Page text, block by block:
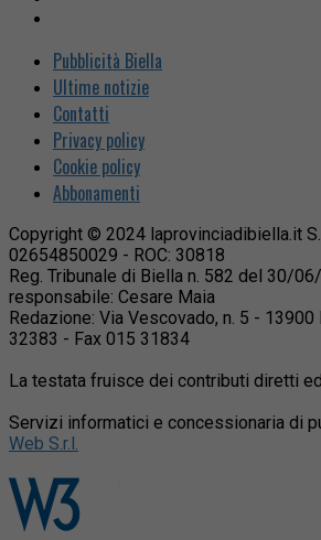
Pubblicità Biella
Ultime notizie
Contatti
Privacy policy
Cookie policy
Abbonamenti
Copyright © 2024 laprovinciadibiella.it
02654850029 - ROC: 30818
Reg. Tribunale di Biella n. 582 del 30/
responsabile: Cesare Maia
Redazione: Via Vescovado, n. 5 - 13900
32383 - Fax 015 31834
La testata fruisce dei contributi diretti
Servizi informatici e concessionaria di
Web S.r.l.